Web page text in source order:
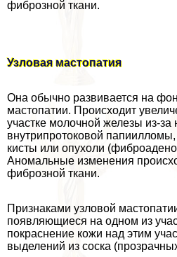
фиброзной ткани.
Узловая мастопатия
Она обычно развивается на
мастопатии. Происходит
участке молочной железы из-за
внутрипротоковой
кисты или опухоли
Аномальные изменения
фиброзной ткани.
Признаками узловой
появляющиеся на одном из
покраснение кожи над этим
выделений из соска